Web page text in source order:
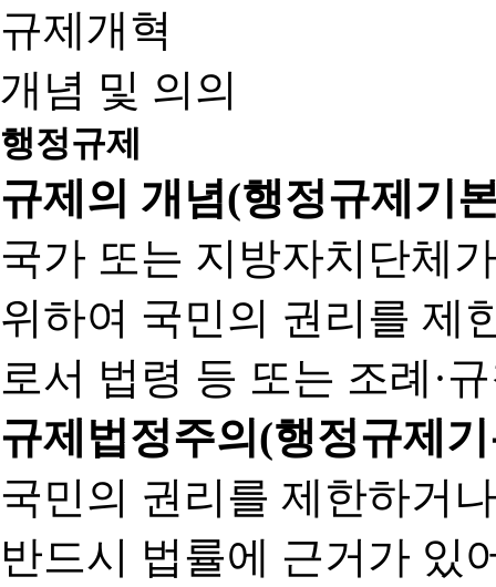
규제개혁
개념 및 의의
행정규제
규제의 개념(행정규제기
국가 또는 지방자치단체
위하여 국민의 권리를 제
로서 법령 등 또는 조례·
규제법정주의(행정규제
국민의 권리를 제한하거
반드시 법률에 근거가 있